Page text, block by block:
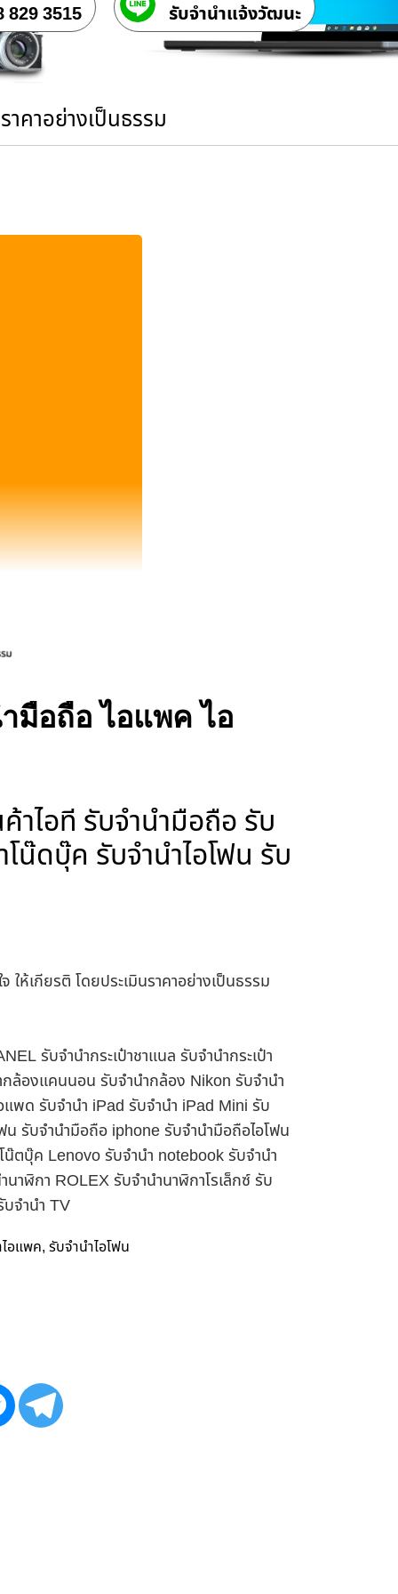
829 3515 รับจํานําแจ้งวัฒนะ
าคาอย่างเป็นธรรม
มือถือ ไอแพค ไอ
าไอที รับจำนำมือถือ รับ
น๊ดบุ๊ค รับจำนำไอโฟน รับ
ห้เกียรติ โดยประเมินราคาอย่างเป็นธรรม
รับจำนำกระเป๋าชาแนล รับจำนำกระเป๋า
ล้องแคนนอน รับจำนำกล้อง Nikon รับจำนำ
พด รับจำนำ iPad รับจำนำ iPad Mini รับ
รับจำนำมือถือ iphone รับจำนำมือถือไอโฟน
ตบุ๊ค Lenovo รับจำนำ notebook รับจำนำ
าฬิกา ROLEX รับจำนำนาฬิกาโรเล็กซ์ รับ
จำนำ TV
อแพค, รับจำนำไอโฟน